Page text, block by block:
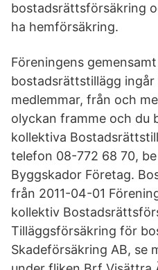
bostadsrättsförsäkring
ha hemförsäkring.
Föreningens
bostadsrättstillägg
medlemmar, från och
olyckan framme och du
kollektiva
telefon 08-772 68 70,
Byggskador Företag.
från 2011-04-01
kollektiv
Tilläggsförsäkring för
Skadeförsäkring AB, se